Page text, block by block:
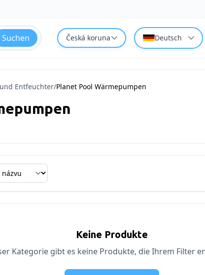
Suchen Česká koruna Deutsch
Entfeuchter/Planet Pool Wärmepumpen
Keine Produkte
Kategorie gibt es keine Produkte, die Ihrem Filter